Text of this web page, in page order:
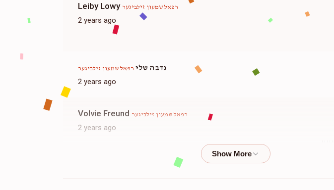
Leiby Lowy רפאל שמעון זילביגער
2 years ago
נדבה שלי רפאל שמעון זילביגער
2 years ago
Volvie Freund רפאל שמעון זילביגער
2 years ago